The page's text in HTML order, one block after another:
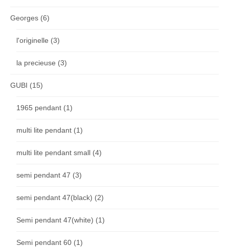
Georges (6)
l'originelle (3)
la precieuse (3)
GUBI (15)
1965 pendant (1)
multi lite pendant (1)
multi lite pendant small (4)
semi pendant 47 (3)
semi pendant 47(black) (2)
Semi pendant 47(white) (1)
Semi pendant 60 (1)